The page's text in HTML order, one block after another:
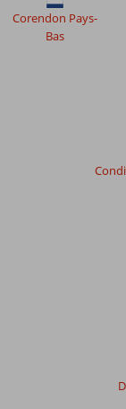
Corendon Pays-
Bas